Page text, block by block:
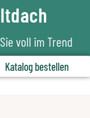
voll im Trend
Katalog bestellen